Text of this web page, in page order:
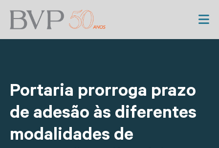
Portaria prorroga prazo
de adesão às diferentes
modalidades de